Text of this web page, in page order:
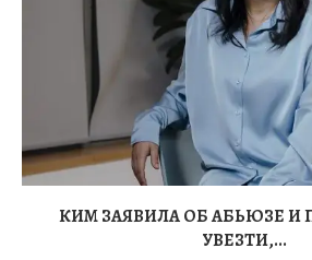
КИМ ЗАЯВИЛА ОБ АБЬЮЗЕ И
УВЕЗТИ,...